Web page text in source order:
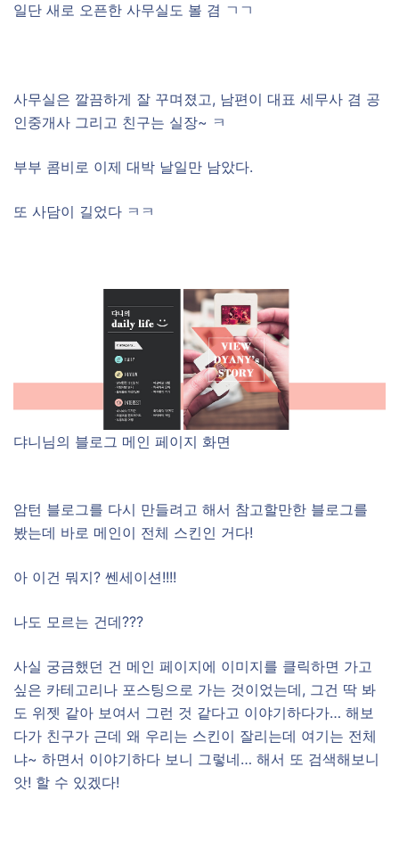
일단 새로 오픈한 사무실도 볼 겸 ㄱㄱ
사무실은 깔끔하게 잘 꾸며졌고, 남편이 대표 세무사 겸 공
인중개사 그리고 친구는 실장~ ㅋ
부부 콤비로 이제 대박 날일만 남았다.
또 사담이 길었다 ㅋㅋ
댜니님의 블로그 메인 페이지 화면
암턴 블로그를 다시 만들려고 해서 참고할만한 블로그를
봤는데 바로 메인이 전체 스킨인 거다!
아 이건 뭐지? 쎈세이션!!!!
나도 모르는 건데???
사실 궁금했던 건 메인 페이지에 이미지를 클릭하면 가고
싶은 카테고리나 포스팅으로 가는 것이었는데, 그건 딱 봐
도 위젯 같아 보여서 그런 것 같다고 이야기하다가… 해보
다가 친구가 근데 왜 우리는 스킨이 잘리는데 여기는 전체
냐~ 하면서 이야기하다 보니 그렇네… 해서 또 검색해보니
앗! 할 수 있겠다!